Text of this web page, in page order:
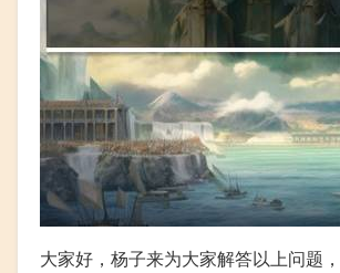
大家好，杨子来为大家解答以上问题，